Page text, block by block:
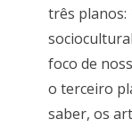
três planos:
foco de
o terceiro
saber, os